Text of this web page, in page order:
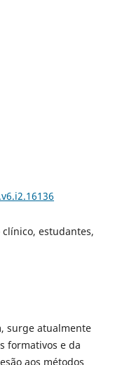
estudantes,
surge atualmente
formativos e da
aos métodos